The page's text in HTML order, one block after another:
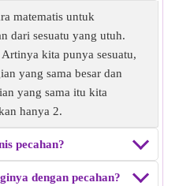
matematis untuk
dari sesuatu yang utuh.
kita punya sesuatu,
yang sama besar dan
yang sama itu kita
hanya 2.
pecahan?
dengan pecahan?